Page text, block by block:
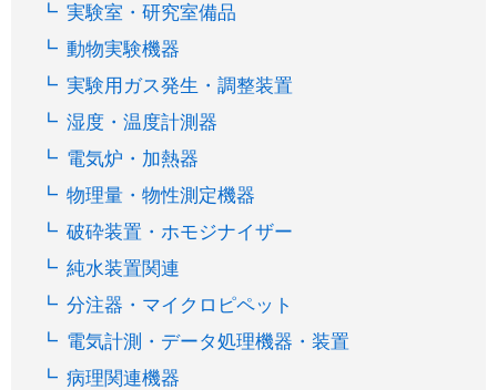
実験室・研究室備品
動物実験機器
実験用ガス発生・調整装置
湿度・温度計測器
電気炉・加熱器
物理量・物性測定機器
破砕装置・ホモジナイザー
純水装置関連
分注器・マイクロピペット
電気計測・データ処理機器・装置
病理関連機器